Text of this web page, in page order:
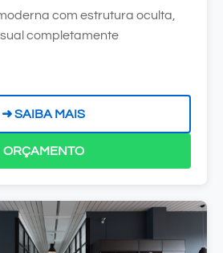
com estrutura oculta,
completamente
➜ SAIBA MAIS
ORÇAMENTO